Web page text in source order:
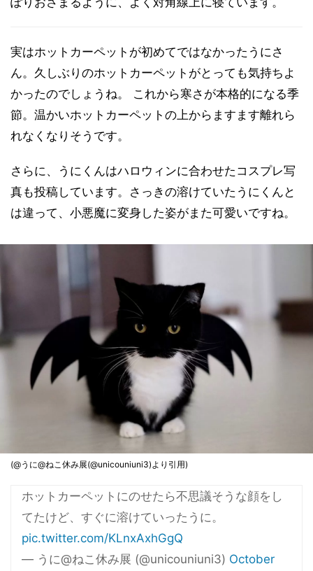
実はホットカーペットが初めてではなかったうにさ
ん。久しぶりのホットカーペットがとっても気持ちよ
かったのでしょうね。 これから寒さが本格的になる季
節。温かいホットカーペットの上からますます離れら
れなくなりそうです。
さらに、うにくんはハロウィンに合わせたコスプレ写
真も投稿しています。さっきの溶けていたうにくんと
は違って、小悪魔に変身した姿がまた可愛いですね。
(@うに@ねこ休み展(@unicouniuni3)より引用)
ホットカーペットにのせたら不思議そうな顔をし
てたけど、すぐに溶けていったうに。
pic.twitter.com/KLnxAxhGgQ
— うに@ねこ休み展 (@unicouniuni3) October